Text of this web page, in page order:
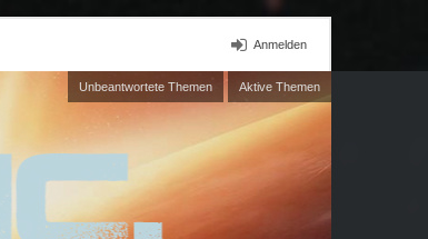
Anmelden
Unbeantwortete Themen Aktive Themen